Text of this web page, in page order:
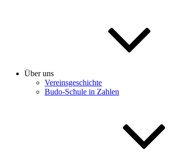
Über uns
Vereinsgeschichte
Budo-Schule in Zahlen